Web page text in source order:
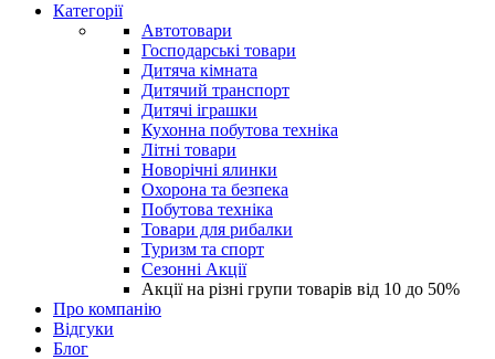
Категорії
Автотовари
Господарські товари
Дитяча кімната
Дитячий транспорт
Дитячі іграшки
Кухонна побутова техніка
Літні товари
Новорічні ялинки
Охорона та безпека
Побутова техніка
Товари для рибалки
Туризм та спорт
Сезонні Акції
Акції на різні групи товарів від 10 до 50%
Про компанію
Відгуки
Блог